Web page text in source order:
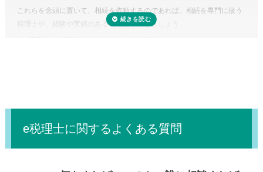
税理士に依頼しなくてもいい場合はある？
正味の遺産額（相続税の課税の対象となる財産の合計額）が相続税の基
これらを念頭に置いて、相続を依頼するのであれば、相続を専門に扱う
税理士や、経験や実績のある税理士を探しましょう。
e税理士に関するよくある質問